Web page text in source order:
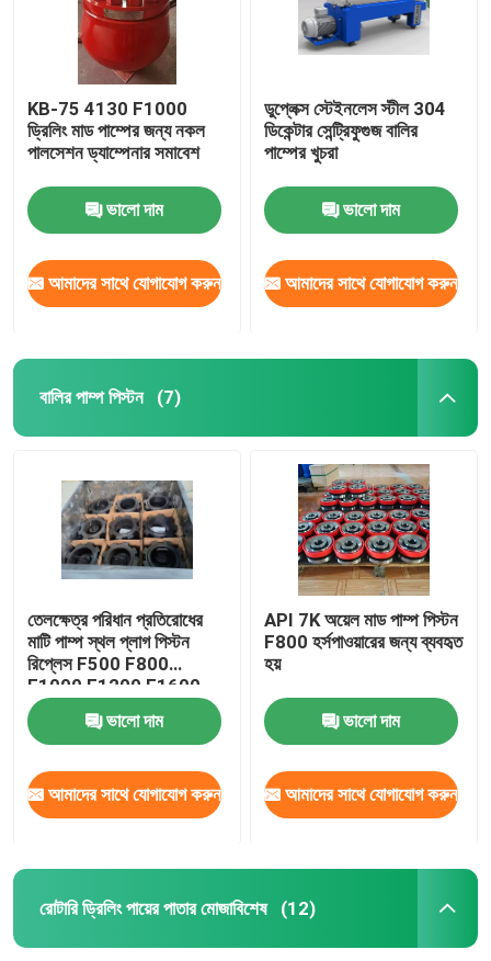
KB-75 4130 F1000
ড্রিলিং মাড পাম্পের জন্য নকল
পালসেশন ড্যাম্পেনার সমাবেশ
ভালো দাম
আমাদের সাথে যোগাযোগ করুন
ডুপ্লেক্স স্টেইনলেস স্টীল 304
ডিকেন্টার সেন্ট্রিফুগুজ বালির
পাম্পের খুচরা
ভালো দাম
আমাদের সাথে যোগাযোগ করুন
বালির পাম্প পিস্টন (7)
তেলক্ষেত্র পরিধান প্রতিরোধের
মাটি পাম্প স্থল প্লাগ পিস্টন
রিপ্লেস F500 F800
F1000 F1200 F1600
F2200
ভালো দাম
আমাদের সাথে যোগাযোগ করুন
API 7K অয়েল মাড পাম্প পিস্টন
F800 হর্সপাওয়ারের জন্য ব্যবহৃত
হয়
ভালো দাম
আমাদের সাথে যোগাযোগ করুন
রোটারি ড্রিলিং পায়ের পাতার মোজাবিশেষ (12)